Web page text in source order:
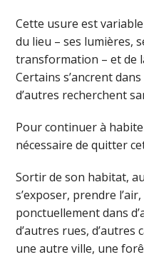
Cette usure est
du lieu – ses lumières,
transformation – et de
Certains s’ancrent
d’autres recherchent
Pour continuer à
nécessaire de quitter
Sortir de son habitat,
s’exposer, prendre
ponctuellement dans
d’autres rues, d’autres
une autre ville, une